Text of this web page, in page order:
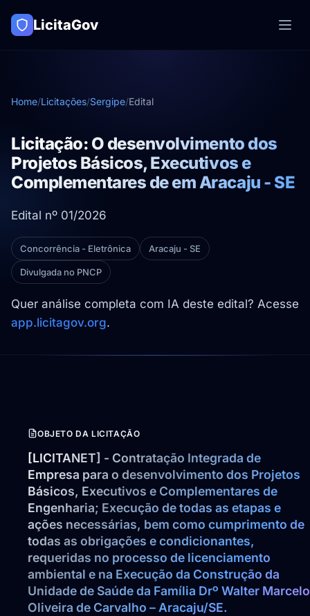
LicitaGov
Home/Licitações/Sergipe/Edital
Licitação: O desenvolvimento dos
Projetos Básicos, Executivos e
Complementares de em Aracaju - SE
Edital nº 01/2026
Concorrência - Eletrônica Aracaju - SE
Divulgada no PNCP
Quer análise completa com IA deste edital? Acesse
app.licitagov.org.
OBJETO DA LICITAÇÃO
[LICITANET] - Contratação Integrada de
Empresa para o desenvolvimento dos Projetos
Básicos, Executivos e Complementares de
Engenharia; Execução de todas as etapas e
ações necessárias, bem como cumprimento de
todas as obrigações e condicionantes,
requeridas no processo de licenciamento
ambiental e na Execução da Construção da
Unidade de Saúde da Família Drº Walter Marcelo
Oliveira de Carvalho – Aracaju/SE.